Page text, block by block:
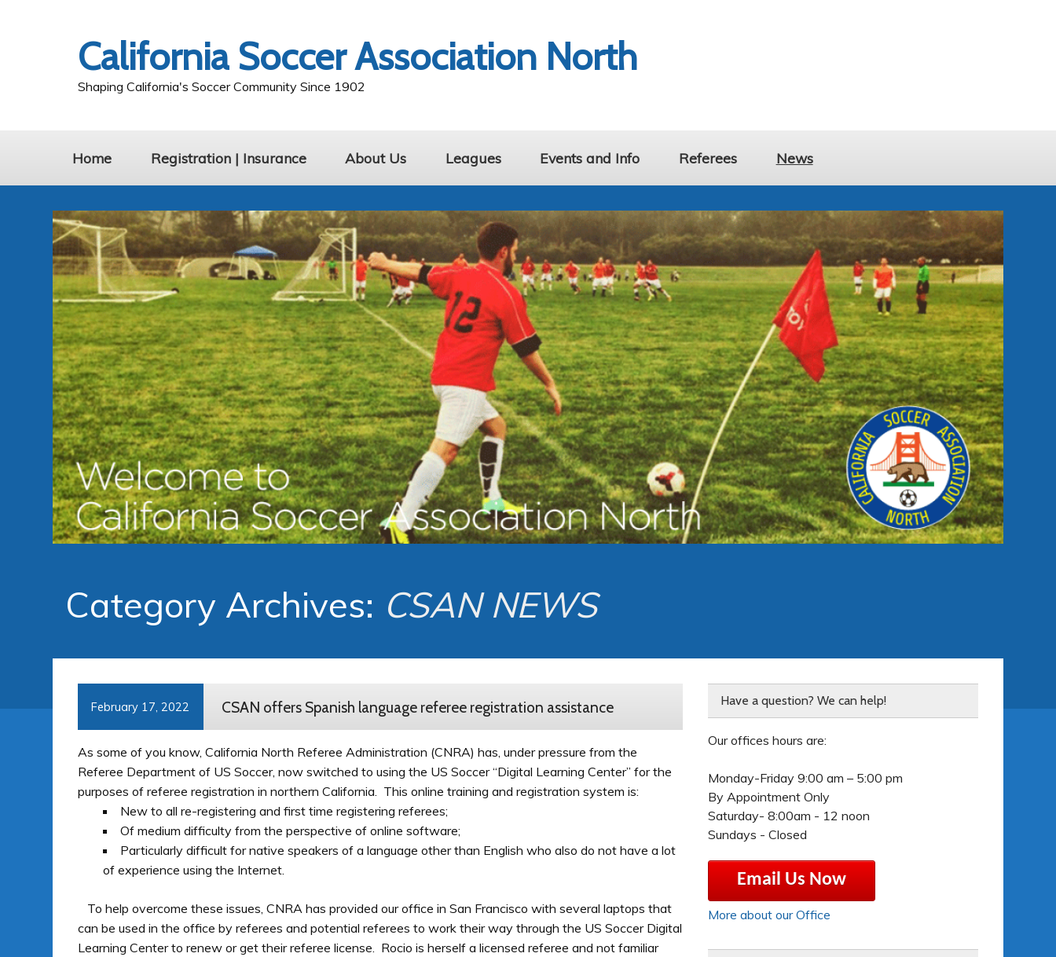
California Soccer Association North
Shaping California's Soccer Community Since 1902
Home Registration | Insurance About Us Leagues Events and Info Referees News
Category Archives: CSAN NEWS
February 17, 2022 CSAN offers Spanish language referee registration assistance
As some of you know, California North Referee Administration (CNRA) has, under pressure from the
Referee Department of US Soccer, now switched to using the US Soccer “Digital Learning Center” for the
purposes of referee registration in northern California. This online training and registration system is:
New to all re-registering and first time registering referees;
Of medium difficulty from the perspective of online software;
Particularly difficult for native speakers of a language other than English who also do not have a lot
of experience using the Internet.
To help overcome these issues, CNRA has provided our office in San Francisco with several laptops that
can be used in the office by referees and potential referees to work their way through the US Soccer Digital
Learning Center to renew or get their referee license. Rocio is herself a licensed referee and not familiar
Have a question? We can help!
Our offices hours are:
Monday-Friday 9:00 am – 5:00 pm
By Appointment Only
Saturday- 8:00am - 12 noon
Sundays - Closed
Email Us Now
More about our Office